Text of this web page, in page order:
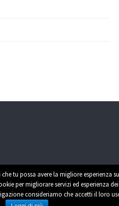
| Theme byThemehaus
tu possa avere la migliore esperienza
per migliorare servizi ed esperienza dei
consideriamo che accetti il loro